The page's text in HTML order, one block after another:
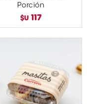
Porción
$U 117